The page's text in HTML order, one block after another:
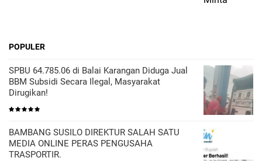
POPULER
SPBU 64.785.06 di Balai Karangan Diduga Jual
BBM Subsidi Secara Ilegal, Masyarakat
Dirugikan!
BAMBANG SUSILO DIREKTUR SALAH SATU
MEDIA ONLINE PERAS PENGUSAHA
TRASPORTIR.